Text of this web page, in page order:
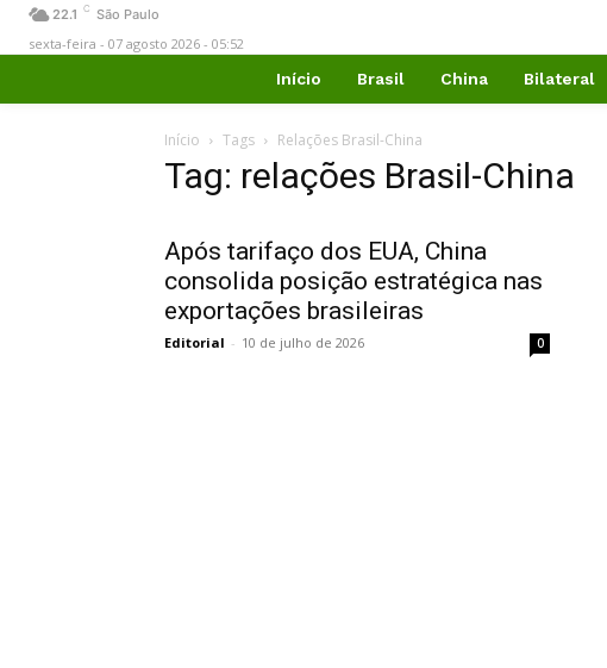
22.1 C São Paulo
sexta-feira - 07 agosto 2026 - 05:52
Início Brasil China Bilateral
Início Tags Relações Brasil-China
Tag: relações Brasil-China
Após tarifaço dos EUA, China
consolida posição estratégica nas
exportações brasileiras
Editorial - 10 de julho de 2026 0